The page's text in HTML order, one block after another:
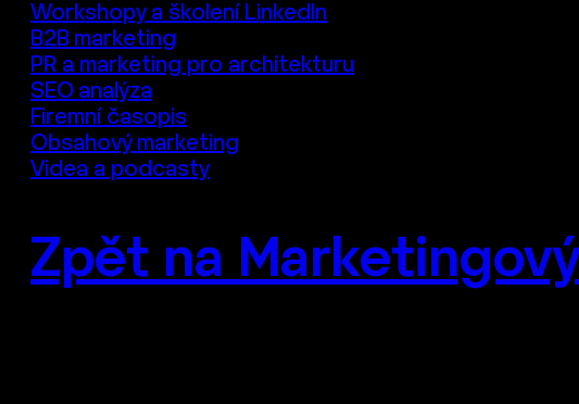
Workshopy a školení LinkedIn
B2B marketing
PR a marketing pro architekturu
SEO analýza
Firemní časopis
Obsahový marketing
Videa a podcasty
Zpět na